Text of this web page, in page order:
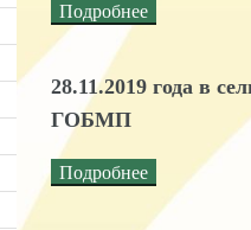
Подробнее
28.11.2019 года в
ГОБМП
Подробнее